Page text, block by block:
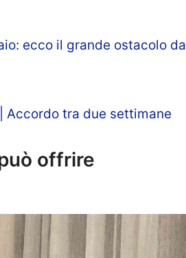
ecco il grande ostacolo da
Accordo tra due settimane
offrire